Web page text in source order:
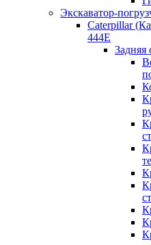
Экскаватор-
Caterpillar
444E
Задняя